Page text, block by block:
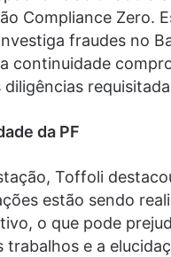
Compliance Zero.
fraudes no
continuidade
da PF
Toffoli
estão sendo
o que pode
trabalhos e a